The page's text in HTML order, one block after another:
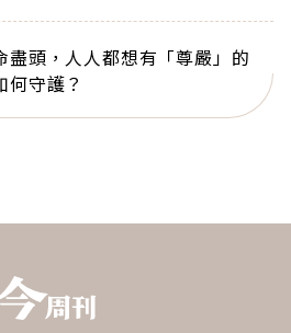
盡頭，人人都想有「尊嚴」的
守護？